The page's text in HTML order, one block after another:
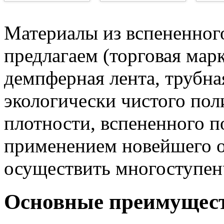
Материалы из
предлагаем (торговая
демпферная лента,
экологически чистого
плотности, вспененного
применением новейшего
осуществить
Основные